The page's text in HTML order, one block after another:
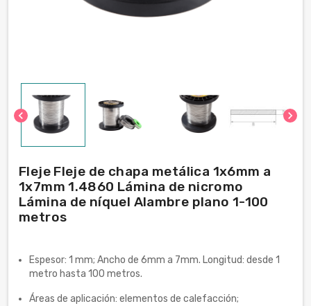
chevron_left chevron_right
Fleje Fleje de chapa metálica 1x6mm a
1x7mm 1.4860 Lámina de nicromo
Lámina de níquel Alambre plano 1-100
metros
Espesor: 1 mm; Ancho de 6mm a 7mm. Longitud: desde 1
metro hasta 100 metros.
Áreas de aplicación: elementos de calefacción;